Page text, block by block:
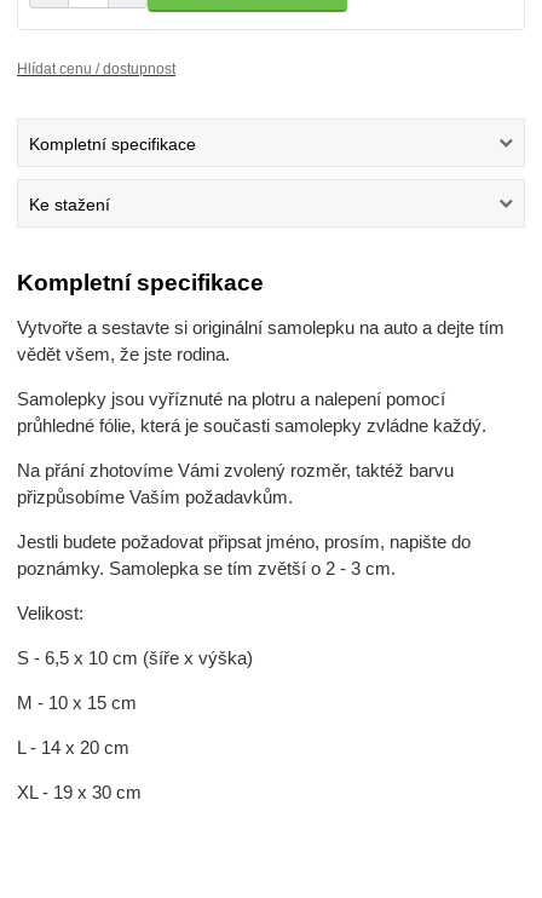
Hlídat cenu / dostupnost
Kompletní specifikace
Ke stažení
Kompletní specifikace
Vytvořte a sestavte si originální samolepku na auto a dejte tím
vědět všem, že jste rodina.
Samolepky jsou vyříznuté na plotru a nalepení pomocí
průhledné fólie, která je současti samolepky zvládne každý.
Na přání zhotovíme Vámi zvolený rozměr, taktéž barvu
přizpůsobíme Vaším požadavkům.
Jestli budete požadovat připsat jméno, prosím, napište do
poznámky. Samolepka se tím zvětší o 2 - 3 cm.
Velikost:
S - 6,5 x 10 cm (šíře x výška)
M - 10 x 15 cm
L - 14 x 20 cm
XL - 19 x 30 cm